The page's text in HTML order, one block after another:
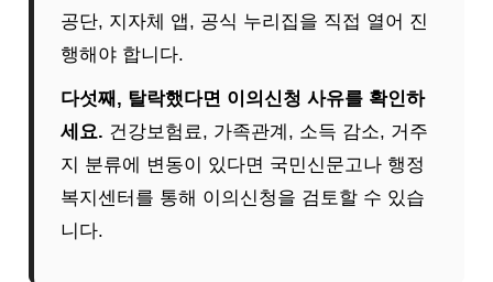
공단, 지자체 앱, 공식 누리집을 직접 열어 진
행해야 합니다.
다섯째, 탈락했다면 이의신청 사유를 확인하
세요. 건강보험료, 가족관계, 소득 감소, 거주
지 분류에 변동이 있다면 국민신문고나 행정
복지센터를 통해 이의신청을 검토할 수 있습
니다.